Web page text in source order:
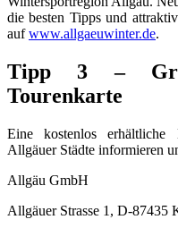
die besten Tipps und
aufwww.allgaeuwinter.de.
Tipp 3 –
Tourenkarte
Eine kostenlos erhältliche
Allgäuer Städte informieren
Allgäu GmbH
Allgäuer Strasse 1, D-87435